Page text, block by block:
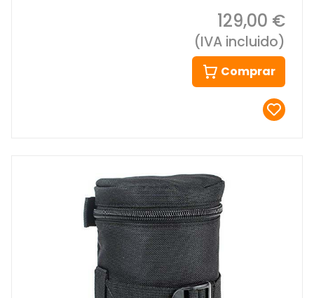
129,00 €
(IVA incluido)
Comprar